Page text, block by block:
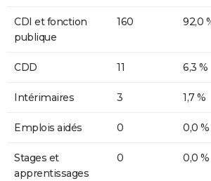
CDI et fonction
publique
160 92,0
CDD 11 6,3 %
Intérimaires 3 1,7 %
Emplois aidés 0 0,0 %
Stages et
apprentissages
0 0,0 %